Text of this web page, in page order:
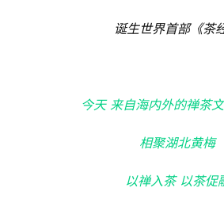
诞生世界首部《茶
今天 来自海内外的禅茶
相聚湖北黄梅
以禅入茶 以茶促